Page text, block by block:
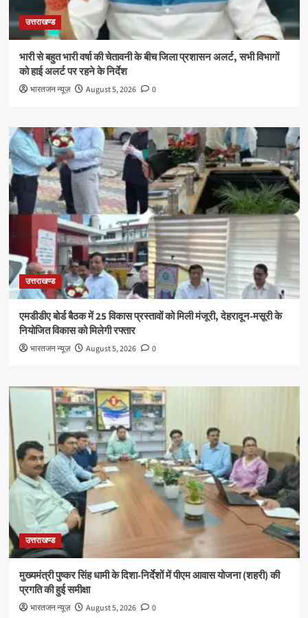
उत्तराखण्ड
भारी से बहुत भारी वर्षा की चेतावनी के बीच जिला प्रशासन अलर्ट, सभी विभागों
को हाई अलर्ट पर रहने के निर्देश
भारतजन न्यूज़ August 5, 2026 0
उत्तराखण्ड
एमडीडीए बोर्ड बैठक में 25 विकास प्रस्तावों को मिली मंजूरी, देहरादून-मसूरी के
नियोजित विकास को मिलेगी रफ्तार
भारतजन न्यूज़ August 5, 2026 0
उत्तराखण्ड
मुख्यमंत्री पुष्कर सिंह धामी के दिशा-निर्देशों में पीएम आवास योजना (शहरी) की
प्रगति की हुई समीक्षा
भारतजन न्यूज़ August 5, 2026 0